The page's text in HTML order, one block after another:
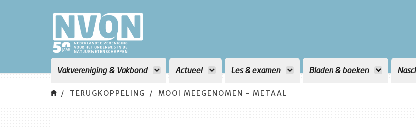
Vakvereniging & Vakbond Actueel Les & examen Bladen & boeken
TERUGKOPPELING MOOI MEEGENOMEN - METAAL